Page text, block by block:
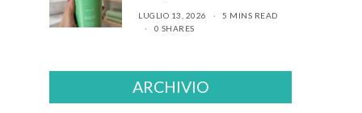
LUGLIO 13, 2026
5 MINS READ
0 SHARES
ARCHIVIO